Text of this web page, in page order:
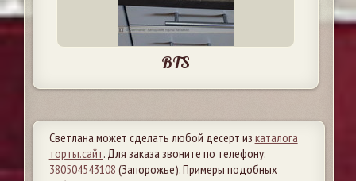
BTS
Светлана может сделать любой десерт из каталога
торты.сайт. Для заказа звоните по телефону:
380504543108 (Запорожье). Примеры подобных